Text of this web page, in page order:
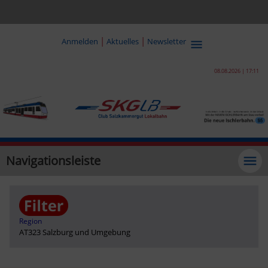
Anmelden | Aktuelles | Newsletter
08.08.2026 | 17:11
Navigationsleiste
Region
AT323 Salzburg und Umgebung